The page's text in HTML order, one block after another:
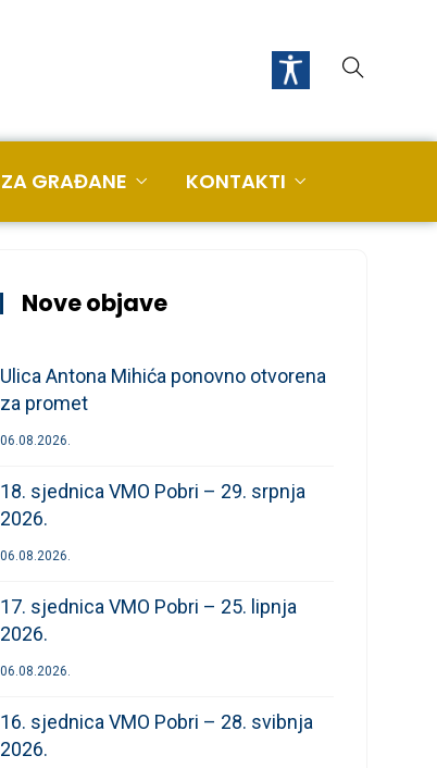
GRAĐANE KONTAKTI
Nove objave
Ulica Antona Mihića ponovno otvorena
za promet
06.08.2026.
18. sjednica VMO Pobri – 29. srpnja
2026.
06.08.2026.
17. sjednica VMO Pobri – 25. lipnja
2026.
06.08.2026.
16. sjednica VMO Pobri – 28. svibnja
2026.